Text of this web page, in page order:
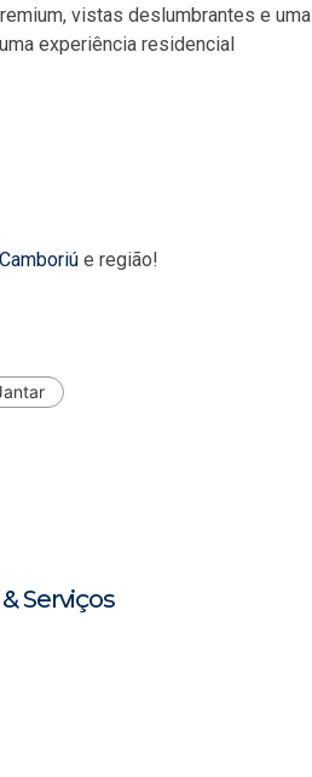
vistas deslumbrantes e uma
experiência residencial
e região!
Serviços